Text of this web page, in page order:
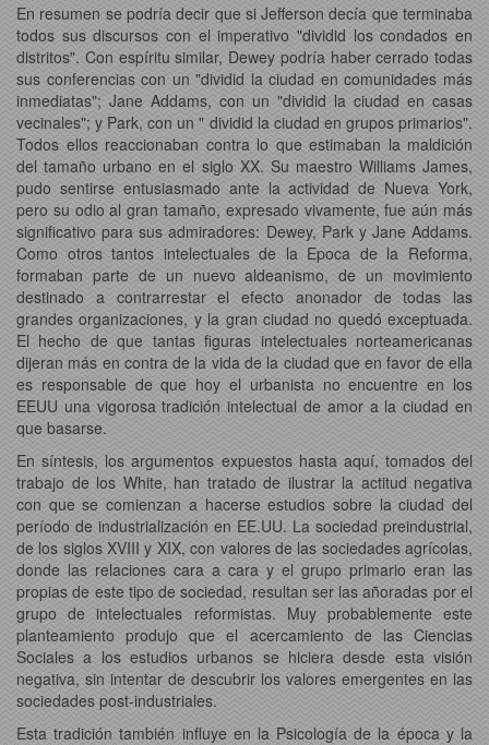
En resumen se podría decir que si Jefferson decía que terminaba
todos sus discursos con el imperativo "dividid los condados en
distritos". Con espíritu similar, Dewey podría haber cerrado todas
sus conferencias con un "dividid la ciudad en comunidades más
inmediatas"; Jane Addams, con un "dividid la ciudad en casas
vecinales"; y Park, con un " dividid la ciudad en grupos primarios".
Todos ellos reaccionaban contra lo que estimaban la maldición
del tamaño urbano en el siglo XX. Su maestro Williams James,
pudo sentirse entusiasmado ante la actividad de Nueva York,
pero su odio al gran tamaño, expresado vivamente, fue aún más
significativo para sus admiradores: Dewey, Park y Jane Addams.
Como otros tantos intelectuales de la Epoca de la Reforma,
formaban parte de un nuevo aldeanismo, de un movimiento
destinado a contrarrestar el efecto anonador de todas las
grandes organizaciones, y la gran ciudad no quedó exceptuada.
El hecho de que tantas figuras intelectuales norteamericanas
dijeran más en contra de la vida de la ciudad que en favor de ella
es responsable de que hoy el urbanista no encuentre en los
EEUU una vigorosa tradición intelectual de amor a la ciudad en
que basarse.
En síntesis, los argumentos expuestos hasta aquí, tomados del
trabajo de los White, han tratado de ilustrar la actitud negativa
con que se comienzan a hacerse estudios sobre la ciudad del
período de industrialización en EE.UU. La sociedad preindustrial,
de los siglos XVIII y XIX, con valores de las sociedades agrícolas,
donde las relaciones cara a cara y el grupo primario eran las
propias de este tipo de sociedad, resultan ser las añoradas por el
grupo de intelectuales reformistas. Muy probablemente este
planteamiento produjo que el acercamiento de las Ciencias
Sociales a los estudios urbanos se hiciera desde esta visión
negativa, sin intentar de descubrir los valores emergentes en las
sociedades post-industriales.
Esta tradición también influye en la Psicología de la época y la